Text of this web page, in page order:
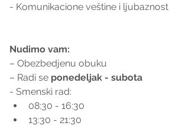
- Komunikacione veštine i ljubaznost
Nudimo vam:
– Obezbedjenu obuku
– Radi se ponedeljak - subota
- Smenski rad:
08:30 - 16:30
13:30 - 21:30